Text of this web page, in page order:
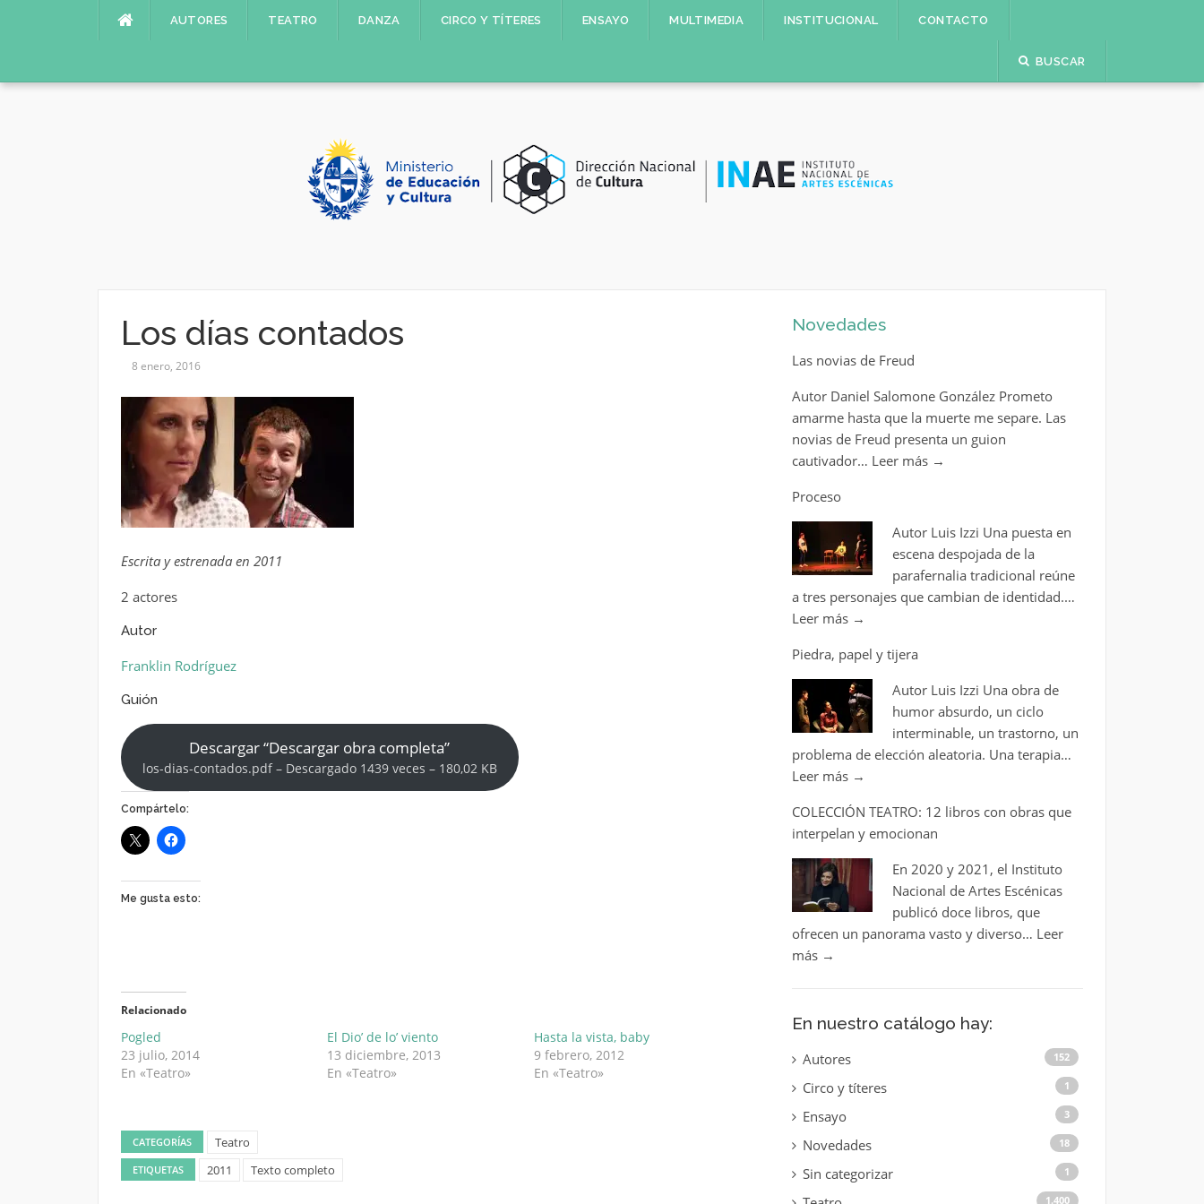
AUTORES TEATRO DANZA CIRCO Y TÍTERES ENSAYO MULTIMEDIA INSTITUCIONAL CONTACTO
BUSCAR
Los días contados
8 enero, 2016
Escrita y estrenada en 2011
2 actores
Autor
Franklin Rodríguez
Guión
Descargar “Descargar obra completa”
los-dias-contados.pdf – Descargado 1439 veces – 180,02 KB
Compártelo:
Me gusta esto:
Relacionado
Pogled
23 julio, 2014
En «Teatro»
El Dio’ de lo’ viento
13 diciembre, 2013
En «Teatro»
Hasta la vista, baby
9 febrero, 2012
En «Teatro»
CATEGORÍAS Teatro
ETIQUETAS 2011 Texto completo
Novedades
Las novias de Freud
Autor Daniel Salomone González Prometo
amarme hasta que la muerte me separe. Las
novias de Freud presenta un guion
cautivador… Leer más →
Proceso
Autor Luis Izzi Una puesta en
escena despojada de la
parafernalia tradicional reúne
a tres personajes que cambian de identidad.…
Leer más →
Piedra, papel y tijera
Autor Luis Izzi Una obra de
humor absurdo, un ciclo
interminable, un trastorno, un
problema de elección aleatoria. Una terapia…
Leer más →
COLECCIÓN TEATRO: 12 libros con obras que
interpelan y emocionan
En 2020 y 2021, el Instituto
Nacional de Artes Escénicas
publicó doce libros, que
ofrecen un panorama vasto y diverso… Leer
más →
En nuestro catálogo hay:
Autores 152
Circo y títeres 1
Ensayo 3
Novedades 18
Sin categorizar 1
1.400